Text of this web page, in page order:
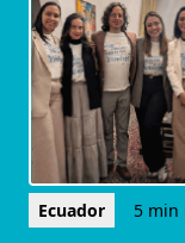
Ecuador 5 min